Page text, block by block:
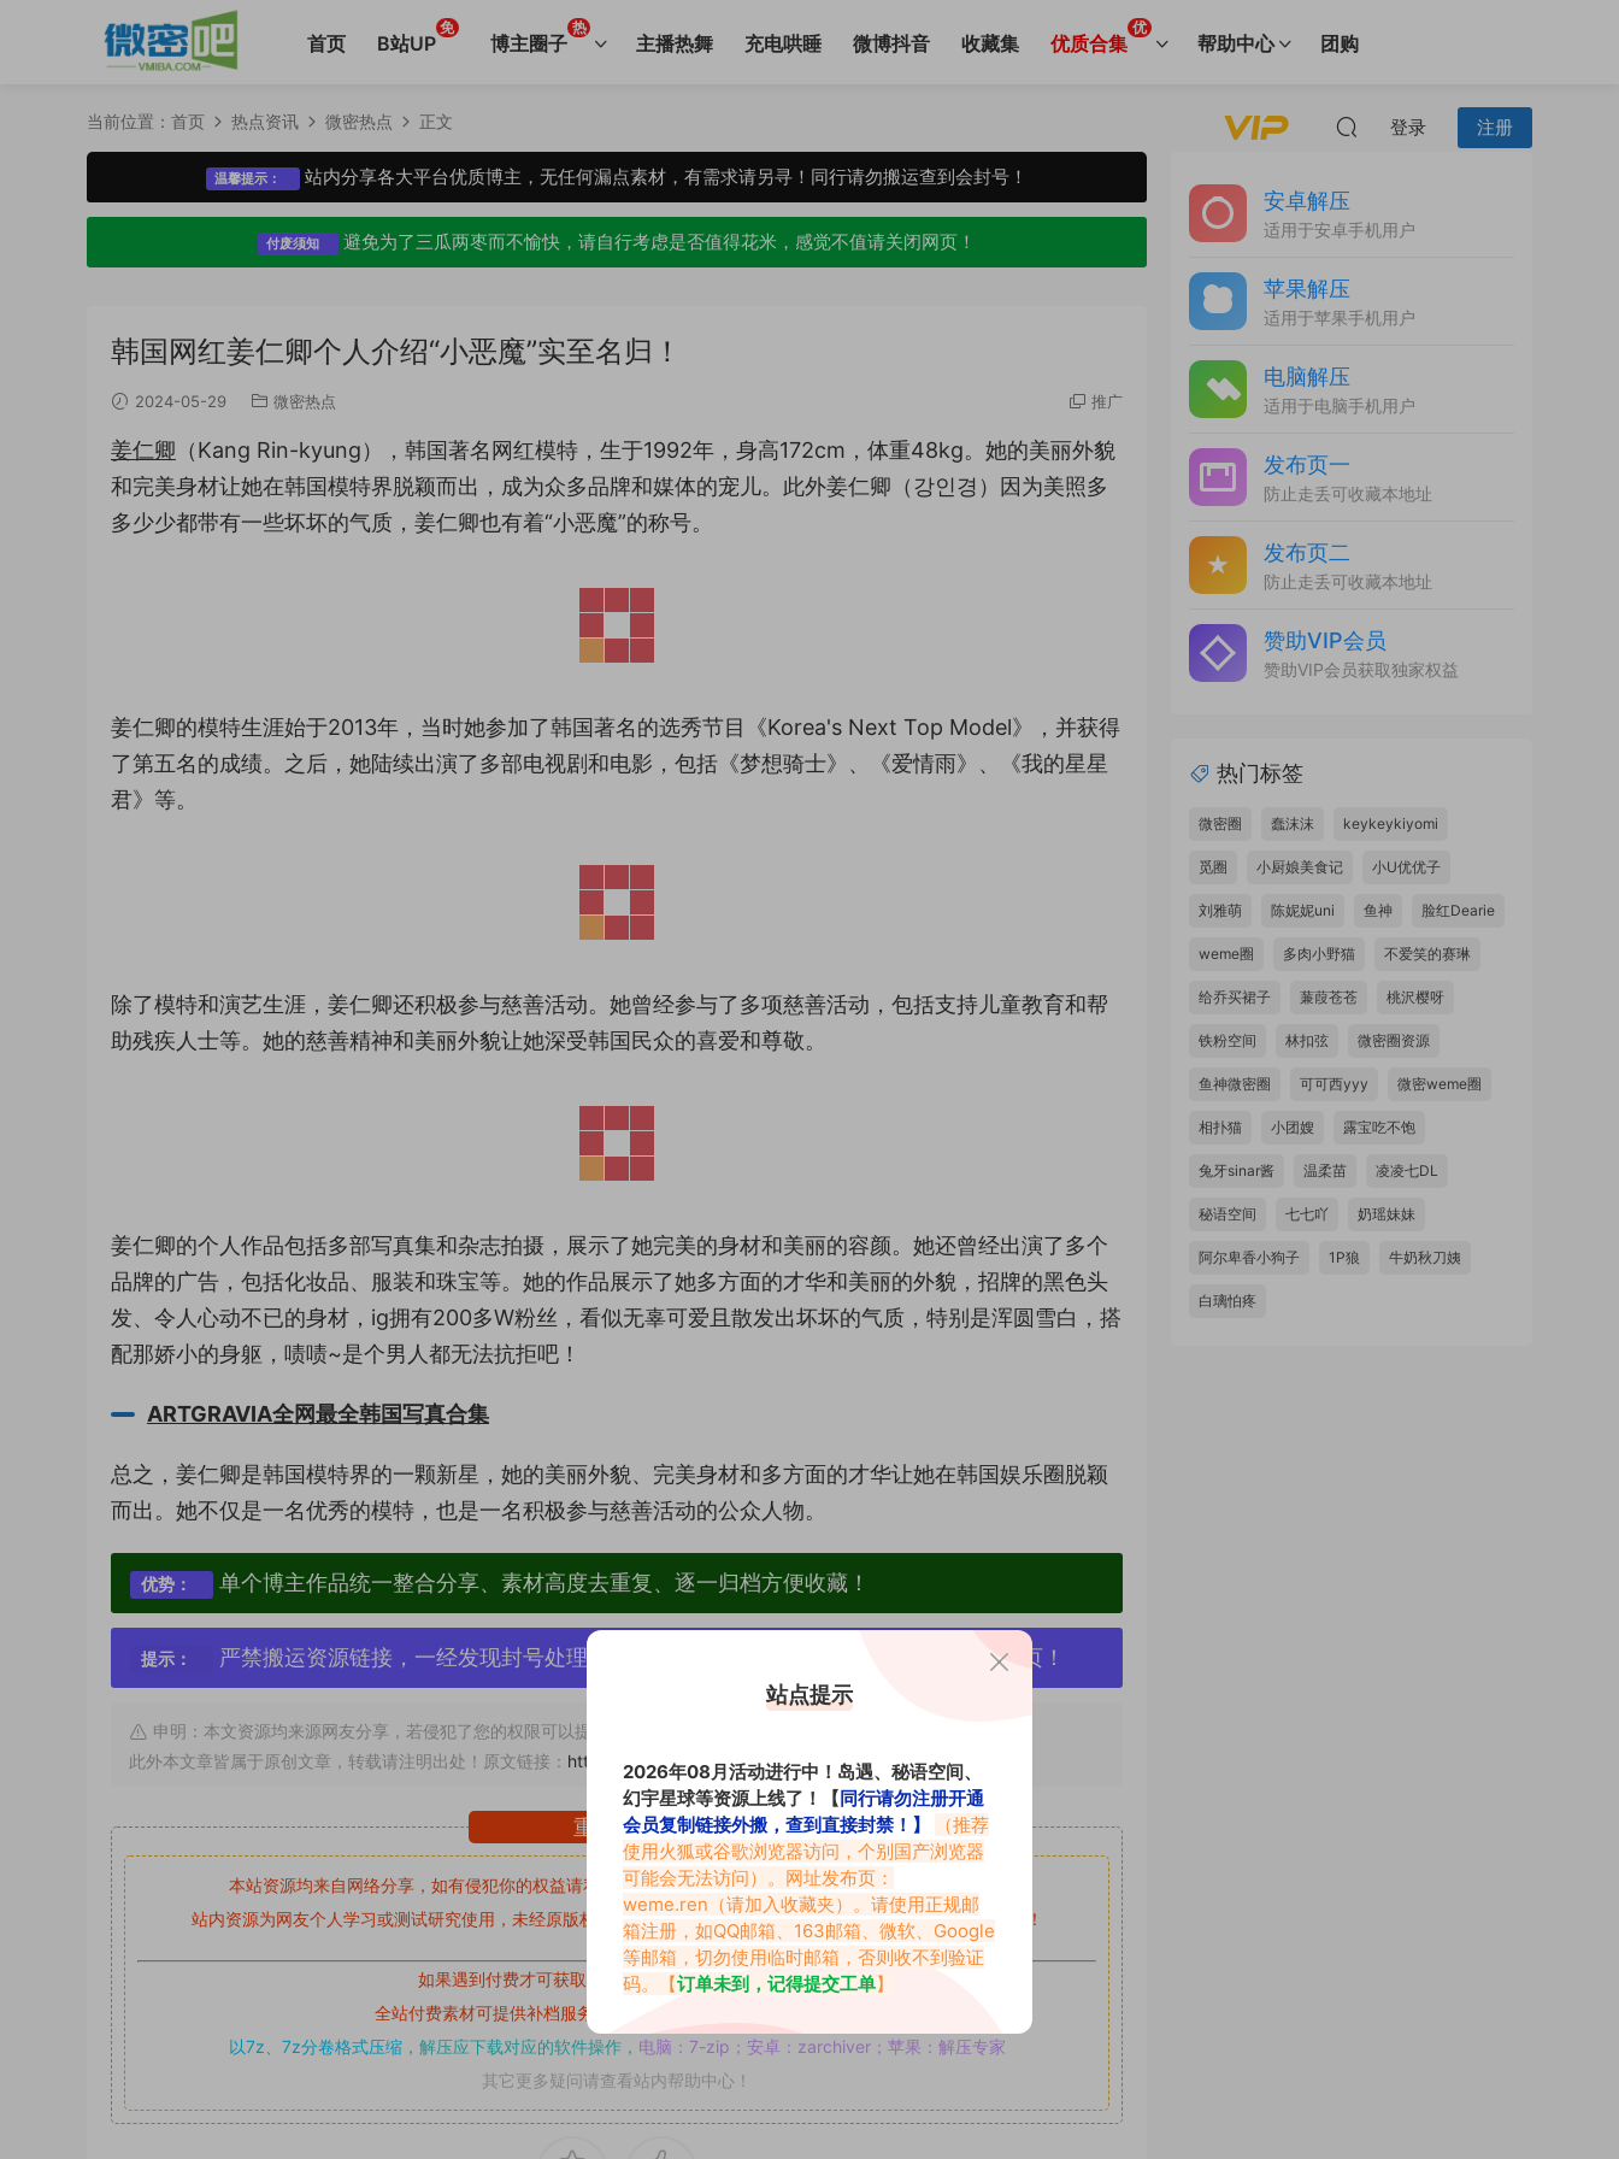
首页 B站UP
免
博主圈子
热
主播热舞 充电哄睡 微博抖音 收藏集 优质合集
优
帮助中心 团购
登录 注册
当前位置： 首页 热点资讯 微密热点 正文
温馨提示： 站内分享各大平台优质博主，无任何漏点素材，有需求请另寻！同行请勿搬运查到会封号！
付废须知 避免为了三瓜两枣而不愉快，请自行考虑是否值得花米，感觉不值请关闭网页！
韩国网红姜仁卿个人介绍“小恶魔”实至名归！
2024-05-29 微密热点 推广
姜仁卿 （Kang Rin-kyung），韩国著名网红模特，生于1992年，身高172cm，体重48kg。她的美丽外貌
和完美身材让她在韩国模特界脱颖而出，成为众多品牌和媒体的宠儿。此外姜仁卿（강인경）因为美照多
多少少都带有一些坏坏的气质，姜仁卿也有着“小恶魔”的称号。
姜仁卿的模特生涯始于2013年，当时她参加了韩国著名的选秀节目《Korea's Next Top Model》，并获得
了第五名的成绩。之后，她陆续出演了多部电视剧和电影，包括《梦想骑士》、《爱情雨》、《我的星星
君》等。
除了模特和演艺生涯，姜仁卿还积极参与慈善活动。她曾经参与了多项慈善活动，包括支持儿童教育和帮
助残疾人士等。她的慈善精神和美丽外貌让她深受韩国民众的喜爱和尊敬。
姜仁卿的个人作品包括多部写真集和杂志拍摄，展示了她完美的身材和美丽的容颜。她还曾经出演了多个
品牌的广告，包括化妆品、服装和珠宝等。她的作品展示了她多方面的才华和美丽的外貌，招牌的黑色头
发、令人心动不已的身材，ig拥有200多W粉丝，看似无辜可爱且散发出坏坏的气质，特别是浑圆雪白，搭
配那娇小的身躯，啧啧~是个男人都无法抗拒吧！
ARTGRAVIA全网最全韩国写真合集
总之，姜仁卿是韩国模特界的一颗新星，她的美丽外貌、完美身材和多方面的才华让她在韩国娱乐圈脱颖
而出。她不仅是一名优秀的模特，也是一名积极参与慈善活动的公众人物。
优势： 单个博主作品统一整合分享、素材高度去重复、逐一归档方便收藏！
提示： 严禁搬运资源链接，一经发现封号处理，素材资源无露点、需求请绕道，关闭本站网页！
申明：本文资源均来源网友分享，若侵犯了您的权限可以提交工单处理。
此外本文章皆属于原创文章，转载请注明出处！原文链接： https://vmiba.top/8675.html
重要声明
本站资源均来自网络分享，如有侵犯你的权益请私信留言收到留言后，我们会第一时间进行审核后删除。
站内资源为网友个人学习或测试研究使用，未经原版权作者许可,禁止用于任何商业途径！请在下载24小时内删除！
如果遇到付费才可获取的素材，建议升级对应的VIP。
全站付费素材可提供补档服务
以7z、7z分卷格式压缩， 解压应下载对应的软件操作， 电脑：7-zip；安卓：zarchiver；苹果：解压专家
其它更多疑问请查看站内帮助中心！
安卓解压
适用于安卓手机用户
苹果解压
适用于苹果手机用户
电脑解压
适用于电脑手机用户
发布页一
防止走丢可收藏本地址
发布页二
防止走丢可收藏本地址
赞助VIP会员
赞助VIP会员获取独家权益
热门标签
微密圈 蠢沫沫 keykeykiyomi
觅圈 小厨娘美食记 小U优优子
刘雅萌 陈妮妮uni 鱼神 脸红Dearie
weme圈 多肉小野猫 不爱笑的赛琳
给乔买裙子 蒹葭苍苍 桃沢樱呀
铁粉空间 林扣弦 微密圈资源
鱼神微密圈 可可西yyy 微密weme圈
相扑猫 小团嫂 露宝吃不饱
兔牙sinar酱 温柔苗 凌凌七DL
秘语空间 七七吖 奶瑶妹妹
阿尔卑香小狗子 1P狼 牛奶秋刀姨
白璃怕疼
站点提示
2026年08月活动进行中！岛遇、秘语空间、
幻宇星球等资源上线了！【同行请勿注册开通
会员复制链接外搬，查到直接封禁！】
（推荐
使用火狐或谷歌浏览器访问，个别国产浏览器
可能会无法访问）。网址发布页：
weme.ren （请加入收藏夹）。请使用正规邮
箱注册，如QQ邮箱、163邮箱、微软、Google
等邮箱，切勿使用临时邮箱，否则收不到验证
码。【订单未到，记得提交工单】